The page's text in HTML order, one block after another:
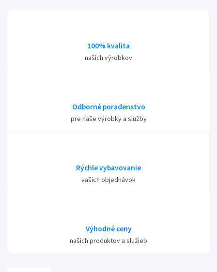
100% kvalita
našich výrobkov
Odborné poradenstvo
pre naše výrobky a služby
Rýchle vybavovanie
vašich objednávok
Výhodné ceny
našich produktov a služieb